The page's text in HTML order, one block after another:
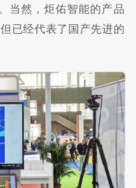
当然，炬佑智能的产品
已经代表了国产先进的